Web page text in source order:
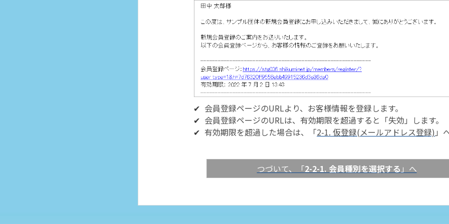
会員登録ページのURLより、お客様情報を登録します。
会員登録ページのURLは、有効期限を超過すると「失効」します。
有効期限を超過した場合は、「2-1. 仮登録(メールアドレス登録) 」
つづいて、「2-2-1. 会員種別を選択する 」へ